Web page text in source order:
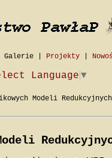
Galerie| Projekty|
Language ▼
Modeli